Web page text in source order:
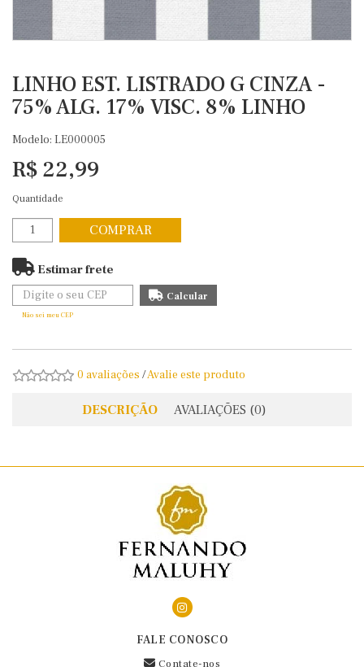
LINHO EST. LISTRADO G CINZA -
75% ALG. 17% VISC. 8% LINHO
Modelo: LE000005
R$ 22,99
Quantidade
COMPRAR
Estimar frete
Não sei meu CEP
0 avaliações /Avalie este produto
DESCRIÇÃO AVALIAÇÕES (0)
FALE CONOSCO
Contate-nos